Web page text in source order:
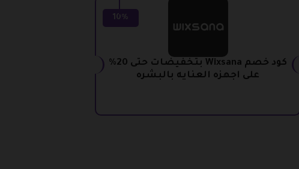
10%
كود خصم Wixsana بتخفيضات حتى 20%
على اجهزه العنايه بالبشره